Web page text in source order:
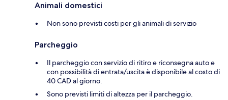
Animali domestici
Non sono previsti costi per gli animali di servizio
Parcheggio
Il parcheggio con servizio di ritiro e riconsegna auto e
con possibilità di entrata/uscita è disponibile al costo di
40 CAD al giorno.
Sono previsti limiti di altezza per il parcheggio.